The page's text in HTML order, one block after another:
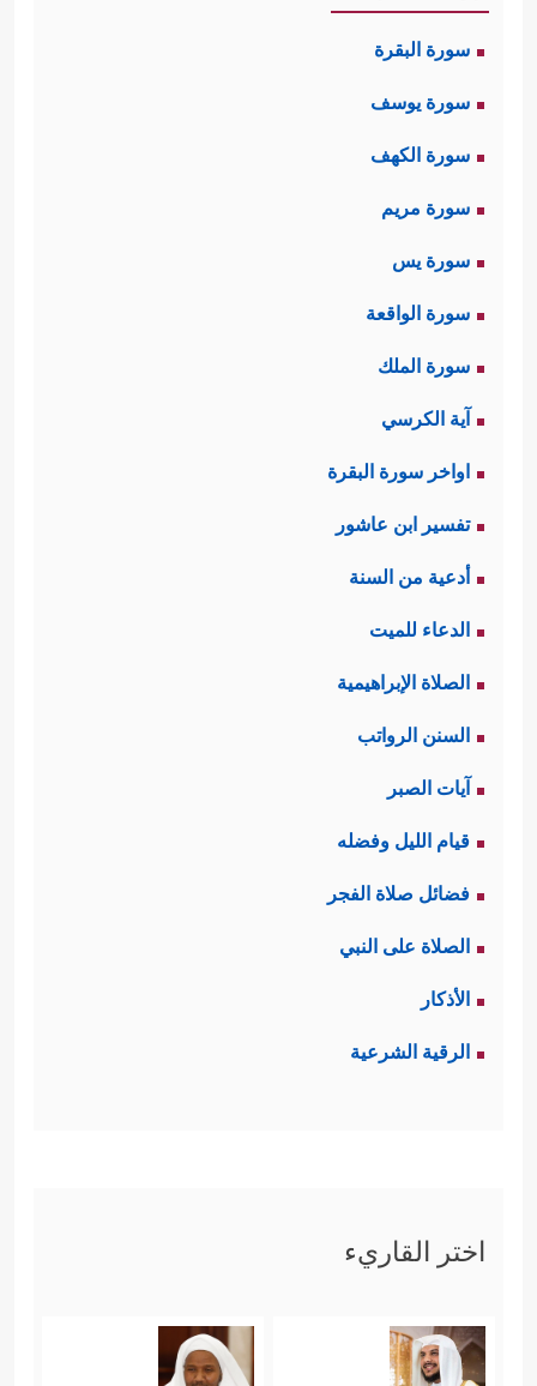
سورة البقرة
سورة يوسف
سورة الكهف
سورة مريم
سورة يس
سورة الواقعة
سورة الملك
آية الكرسي
اواخر سورة البقرة
تفسير ابن عاشور
أدعية من السنة
الدعاء للميت
الصلاة الإبراهيمية
السنن الرواتب
آيات الصبر
قيام الليل وفضله
فضائل صلاة الفجر
الصلاة على النبي
الأذكار
الرقية الشرعية
اختر القاريء